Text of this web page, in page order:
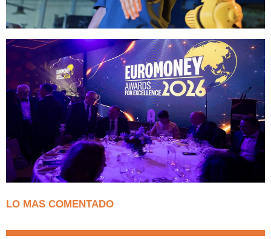
LO MAS COMENTADO